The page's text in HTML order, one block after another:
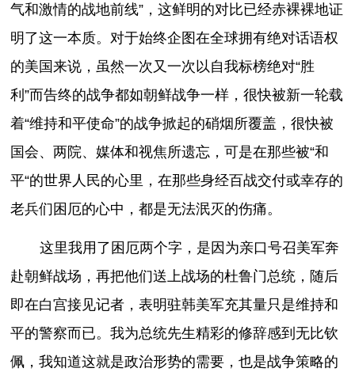
气和激情的战地前线”，这鲜明的对比已经赤裸裸地证
明了这一本质。对于始终企图在全球拥有绝对话语权
的美国来说，虽然一次又一次以自我标榜绝对“胜
利”而告终的战争都如朝鲜战争一样，很快被新一轮载
着“维持和平使命”的战争掀起的硝烟所覆盖，很快被
国会、两院、媒体和视焦所遗忘，可是在那些被“和
平“的世界人民的心里，在那些身经百战交付或幸存的
老兵们困厄的心中，都是无法泯灭的伤痛。
这里我用了困厄两个字，是因为亲口号召美军奔
赴朝鲜战场，再把他们送上战场的杜鲁门总统，随后
即在白宫接见记者，表明驻韩美军充其量只是维持和
平的警察而已。我为总统先生精彩的修辞感到无比钦
佩，我知道这就是政治形势的需要，也是战争策略的